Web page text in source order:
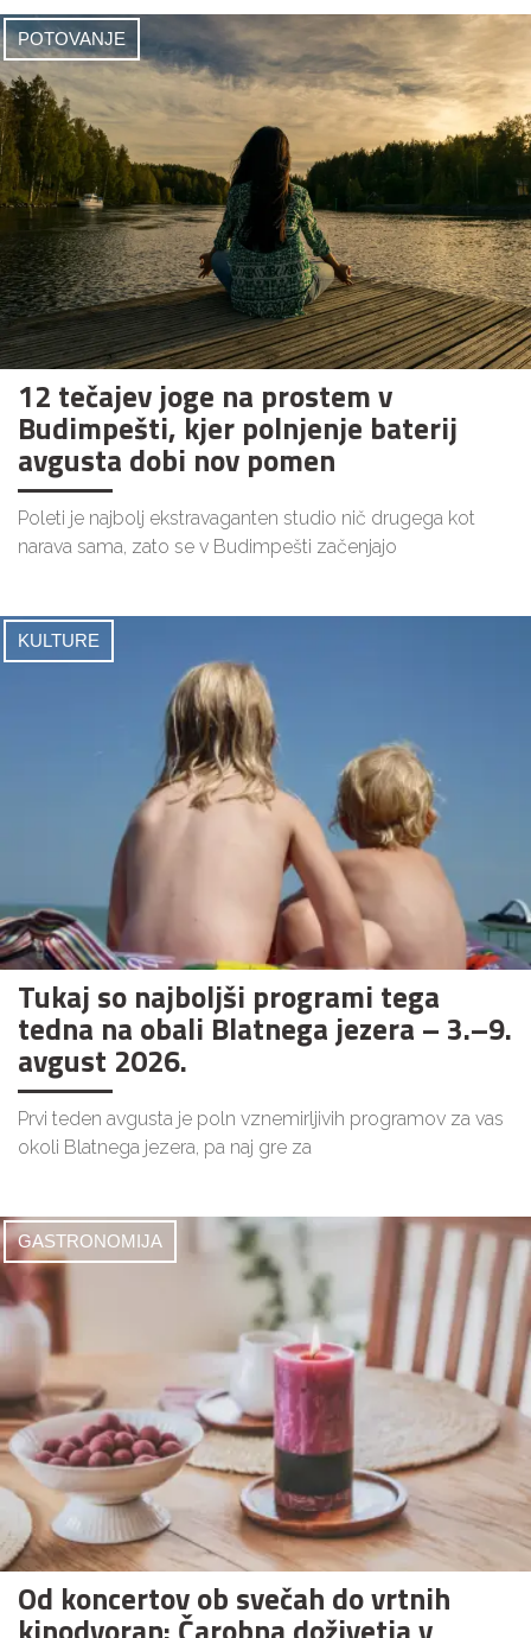
POTOVANJE
12 tečajev joge na prostem v
Budimpešti, kjer polnjenje baterij
avgusta dobi nov pomen
Poleti je najbolj ekstravaganten studio nič drugega kot
narava sama, zato se v Budimpešti začenjajo
KULTURE
Tukaj so najboljši programi tega
tedna na obali Blatnega jezera – 3.–9.
avgust 2026.
Prvi teden avgusta je poln vznemirljivih programov za vas
okoli Blatnega jezera, pa naj gre za
GASTRONOMIJA
Od koncertov ob svečah do vrtnih